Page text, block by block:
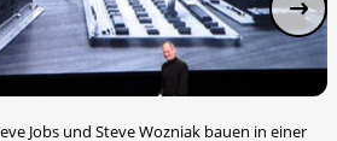
Jobs und Steve Wozniak bauen in einer